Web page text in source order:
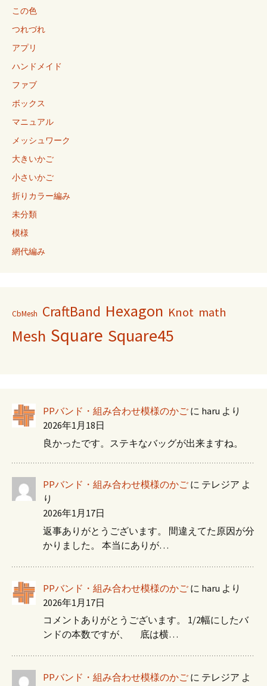
この色
つれづれ
アプリ
ハンドメイド
ファブ
ボックス
マニュアル
メッシュワーク
大きいかご
小さいかご
折りカラー編み
未分類
模様
網代編み
CbMesh CraftBand Hexagon Knot math
Mesh Square Square45
PPバンド・組み合わせ模様のかご に haru より
2026年1月18日
良かったです。ステキなバッグが出来ますね。
PPバンド・組み合わせ模様のかご に テレジア よ
り
2026年1月17日
返事ありがとうございます。 間違えてた原因が分
かりました。 本当にありが…
PPバンド・組み合わせ模様のかご に haru より
2026年1月17日
コメントありがとうございます。 1/2幅にしたバ
ンドの本数ですが、 底は横…
PPバンド・組み合わせ模様のかご に テレジア よ